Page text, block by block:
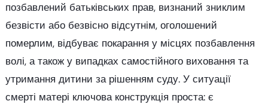
позбавлений батьківських прав, визнаний зниклим
безвісти або безвісно відсутнім, оголошений
померлим, відбуває покарання у місцях позбавлення
волі, а також у випадках самостійного виховання та
утримання дитини за рішенням суду. У ситуації
смерті матері ключова конструкція проста: є